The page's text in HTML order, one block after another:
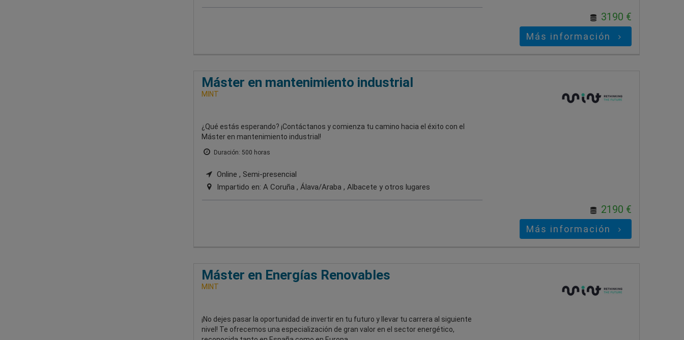
3190 €
Más información
Máster en mantenimiento industrial
MINT
¿Qué estás esperando? ¡Contáctanos y comienza tu camino hacia el éxito con el
Máster en mantenimiento industrial!
Duración: 500 horas
Online , Semi-presencial
Impartido en: A Coruña , Álava/Araba , Albacete y otros lugares
2190 €
Más información
Máster en Energías Renovables
MINT
¡No dejes pasar la oportunidad de invertir en tu futuro y llevar tu carrera al siguiente
nivel! Te ofrecemos una especialización de gran valor en el sector energético,